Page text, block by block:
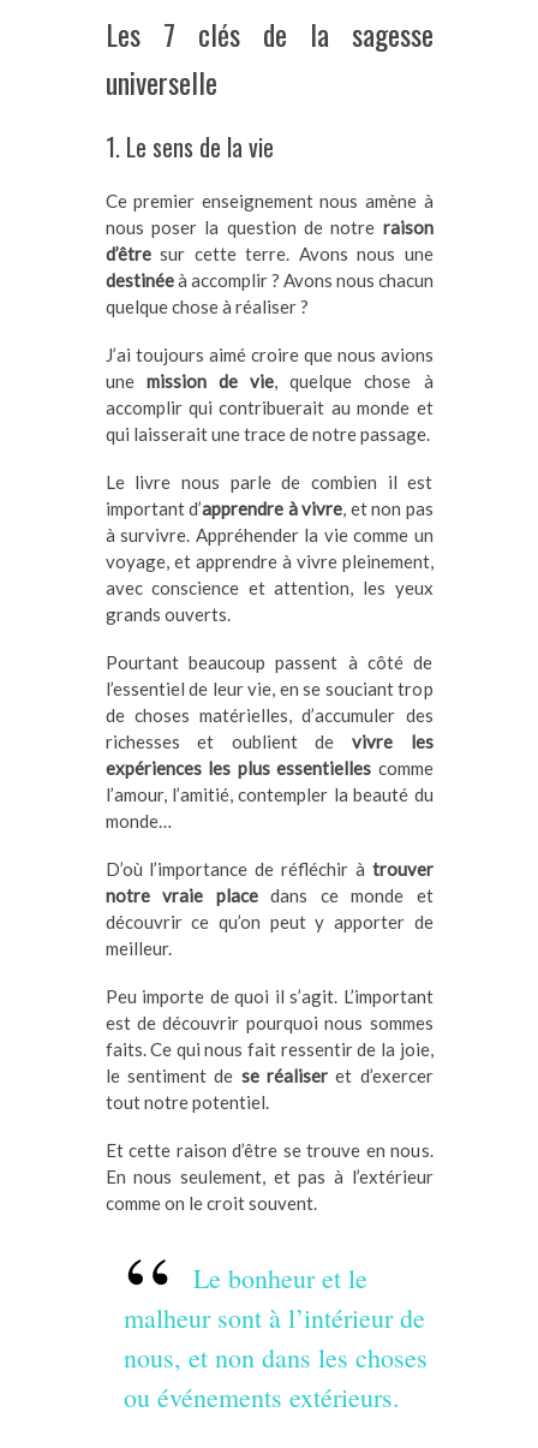
Les 7 clés de la sagesse
universelle
1. Le sens de la vie
Ce premier enseignement nous amène à
nous poser la question de notre raison
d’êtresur cette terre. Avons nous une
destinéeà accomplir ? Avons nous chacun
quelque chose à réaliser ?
J’ai toujours aimé croire que nous avions
une mission de vie, quelque chose à
accomplir qui contribuerait au monde et
qui laisserait une trace de notre passage.
Le livre nous parle de combien il est
important d’apprendre à vivre, et non pas
à survivre. Appréhender la vie comme un
voyage, et apprendre à vivre pleinement,
avec conscience et attention, les yeux
grands ouverts.
Pourtant beaucoup passent à côté de
l’essentiel de leur vie, en se souciant trop
de choses matérielles, d’accumuler des
richesses et oublient de vivre les
expériences les plus essentielles comme
l’amour, l’amitié, contempler la beauté du
monde…
D’où l’importance de réfléchir à trouver
notre vraie placedans ce monde et
découvrir ce qu’on peut y apporter de
meilleur.
Peu importe de quoi il s’agit. L’important
est de découvrir pourquoi nous sommes
faits. Ce qui nous fait ressentir de la joie,
le sentiment de se réaliseret d’exercer
tout notre potentiel.
Et cette raison d’être se trouve en nous.
En nous seulement, et pas à l’extérieur
comme on le croit souvent.
Le bonheur et le
malheur sont à l’intérieur de
nous, et non dans les choses
ou événements extérieurs.